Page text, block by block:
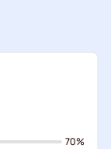
70%